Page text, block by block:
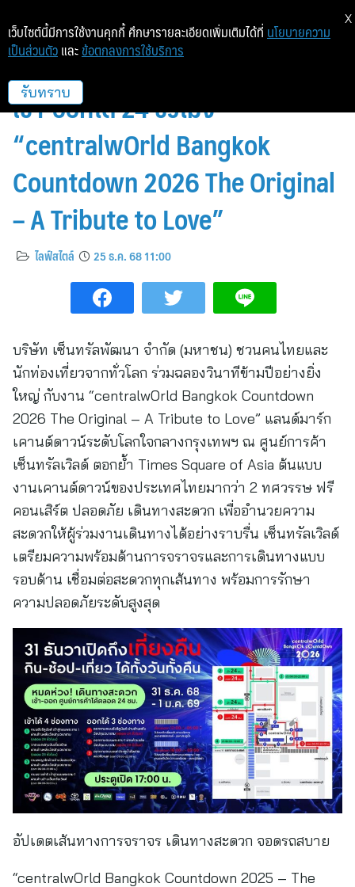
เดินทางง่ายสุด! สะดวก ปลอดภัย
เข้า-ออกได้ 24 ชั่วโมง
“centralwOrld Bangkok
Countdown 2026 The Original
– A Tribute to Love”
ไลฟ์สไตล์ 25 ธ.ค. 68 11:00
บริษัท เซ็นทรัลพัฒนา จำกัด (มหาชน) ชวนคนไทยและ
นักท่องเที่ยวจากทั่วโลก ร่วมฉลองวินาทีข้ามปีอย่างยิ่ง
ใหญ่ กับงาน “centralwOrld Bangkok Countdown
2026 The Original – A Tribute to Love” แลนด์มาร์ก
เคานต์ดาวน์ระดับโลกใจกลางกรุงเทพฯ ณ ศูนย์การค้า
เซ็นทรัลเวิลด์ ตอกย้ำ Times Square of Asia ต้นแบบ
งานเคานต์ดาวน์ของประเทศไทยมากว่า 2 ทศวรรษ ฟรี
คอนเสิร์ต ปลอดภัย เดินทางสะดวก เพื่ออำนวยความ
สะดวกให้ผู้ร่วมงานเดินทางได้อย่างราบรื่น เซ็นทรัลเวิลด์
เตรียมความพร้อมด้านการจราจรและการเดินทางแบบ
รอบด้าน เชื่อมต่อสะดวกทุกเส้นทาง พร้อมการรักษา
ความปลอดภัยระดับสูงสุด
อัปเดตเส้นทางการจราจร เดินทางสะดวก จอดรถสบาย
“centralwOrld Bangkok Countdown 2025 – The
เว็บไซต์นี้มีการใช้งานคุกกี้ ศึกษารายละเอียดเพิ่มเติมได้ที่ นโยบายความ
เป็นส่วนตัว และ ข้อตกลงการใช้บริการ
รับทราบ
X